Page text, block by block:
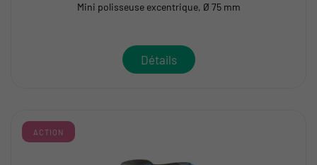
Mini polisseuse excentrique, Ø 75 mm
Détails
ACTION